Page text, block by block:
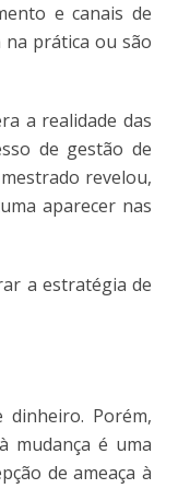
e canais de
na prática ou são
a realidade das
de gestão de
revelou,
aparecer nas
a estratégia de
Porém,
mudança é uma
de ameaça à